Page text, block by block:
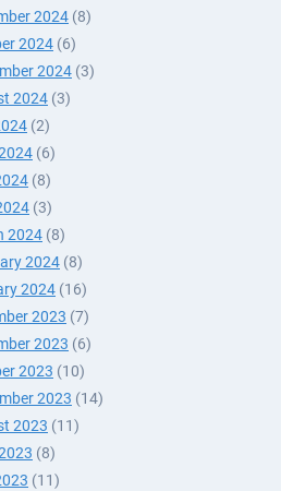
2024 (8)
2024 (6)
2024 (3)
2024 (3)
(2)
(6)
(8)
(3)
2024 (8)
2024 (8)
2024 (16)
2023 (7)
2023 (6)
2023 (10)
2023 (14)
2023 (11)
(8)
(11)